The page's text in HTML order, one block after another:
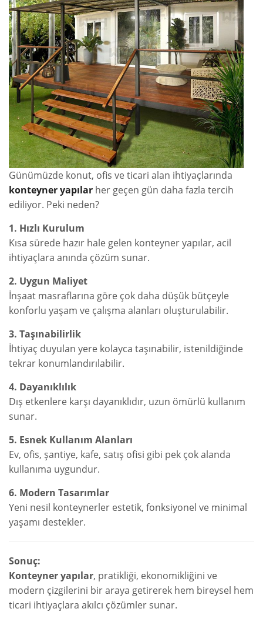
Günümüzde konut, ofis ve ticari alan ihtiyaçlarında
konteyner yapılar her geçen gün daha fazla tercih
ediliyor. Peki neden?
1. Hızlı Kurulum
Kısa sürede hazır hale gelen konteyner yapılar, acil
ihtiyaçlara anında çözüm sunar.
2. Uygun Maliyet
İnşaat masraflarına göre çok daha düşük bütçeyle
konforlu yaşam ve çalışma alanları oluşturulabilir.
3. Taşınabilirlik
İhtiyaç duyulan yere kolayca taşınabilir, istenildiğinde
tekrar konumlandırılabilir.
4. Dayanıklılık
Dış etkenlere karşı dayanıklıdır, uzun ömürlü kullanım
sunar.
5. Esnek Kullanım Alanları
Ev, ofis, şantiye, kafe, satış ofisi gibi pek çok alanda
kullanıma uygundur.
6. Modern Tasarımlar
Yeni nesil konteynerler estetik, fonksiyonel ve minimal
yaşamı destekler.
Sonuç:
Konteyner yapılar, pratikliği, ekonomikliğini ve
modern çizgilerini bir araya getirerek hem bireysel hem
ticari ihtiyaçlara akılcı çözümler sunar.